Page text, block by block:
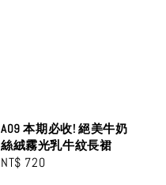
A09 本期必收! 絕美牛奶
絲絨霧光乳牛紋長裙
Regular
NT$ 720